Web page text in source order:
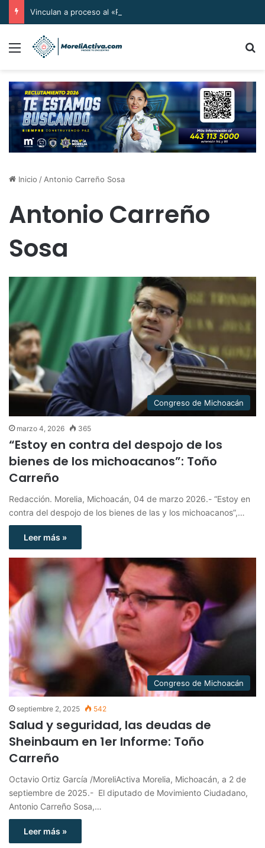
Menú
Inicio / Antonio Carreño Sosa
Antonio Carreño
Sosa
Congreso de Michoacán
marzo 4, 2026 365
“Estoy en contra del despojo de los
bienes de los michoacanos”: Toño
Carreño
Redacción. Morelia, Michoacán, 04 de marzo 2026.- “Estoy en
contra del despojo de los bienes de las y los michoacanos”,…
Leer más »
Congreso de Michoacán
septiembre 2, 2025 542
Salud y seguridad, las deudas de
Sheinbaum en 1er Informe: Toño
Carreño
Octavio Ortiz García /MoreliActiva Morelia, Michoacán, a 2 de
septiembre de 2025.- El diputado de Movimiento Ciudadano,
Antonio Carreño Sosa,…
Leer más »